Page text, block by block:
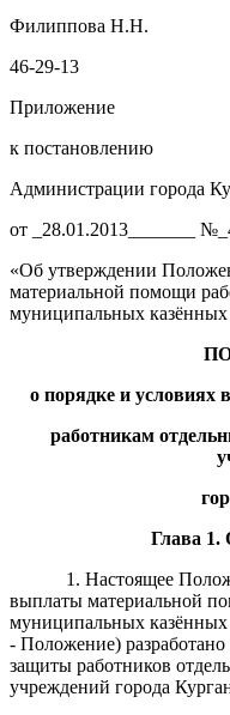
Филиппова Н.Н.
46-29-13
Приложение
к постановлению
Администрации города
от _28.01.2013_______
«Об утверждении
материальной помощи
муниципальных казённых
о порядке и условиях
работникам
Глава
1. Настоящее
выплаты материальной
муниципальных казённых
- Положение)
защиты работников
учреждений города